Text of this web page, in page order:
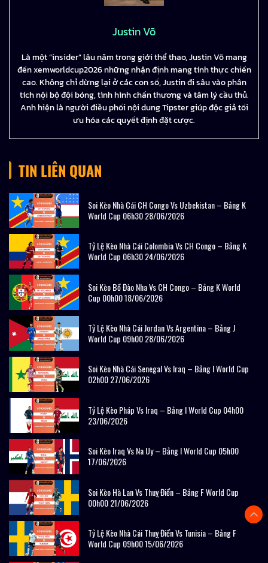
Justin Võ
Là một “insider” lâu năm trong giới thể thao, Justin Võ mang
đến xemworldcup2026 những nhận định mang tính thực chiến
cao. Không chỉ dừng lại ở các con số, Justin đi sâu vào phân
tích nội bộ đội bóng, tình hình chấn thương và tâm lý cầu thủ.
Anh hiện là người điều phối nội dung Tipster giúp độc giả tối
ưu hóa các quyết định đặt cược.
TIN LIÊN QUAN
Soi Kèo Nhà Cái CH Congo Vs Uzbekistan – Bảng K
World Cup 06h30 28/06/2026
Tỷ Lệ Kèo Nhà Cái Colombia Vs CH Congo – Bảng K
World Cup 06h30 24/06/2026
Soi Kèo Bồ Đào Nha Vs CH Congo – Bảng K World
Cup 00h00 18/06/2026
Tỷ Lệ Kèo Nhà Cái Jordan Vs Argentina – Bảng J
World Cup 09h00 28/06/2026
Soi Kèo Nhà Cái Senegal Vs Iraq – Bảng I World Cup
02h00 27/06/2026
Tỷ Lệ Kèo Pháp Vs Iraq – Bảng I World Cup 04h00
23/06/2026
Soi Kèo Iraq Vs Na Uy – Bảng I World Cup 05h00
17/06/2026
Soi Kèo Hà Lan Vs Thuỵ Điển – Bảng F World Cup
00h00 21/06/2026
Tỷ Lệ Kèo Nhà Cái Thuỵ Điển Vs Tunisia – Bảng F
World Cup 09h00 15/06/2026